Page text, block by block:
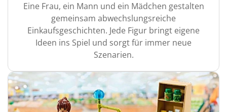
Eine Frau, ein Mann und ein Mädchen gestalten
gemeinsam abwechslungsreiche
Einkaufsgeschichten. Jede Figur bringt eigene
Ideen ins Spiel und sorgt für immer neue
Szenarien.